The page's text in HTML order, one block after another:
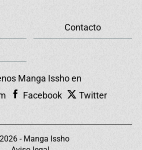
Contacto
Manga Issho en
Facebook Twitter
- Manga Issho